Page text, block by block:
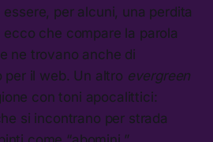
per alcuni, una perdita
ecco che compare la parola
ne trovano anche di
per il web. Un altro evergreen
con toni apocalittici:
si incontrano per strada